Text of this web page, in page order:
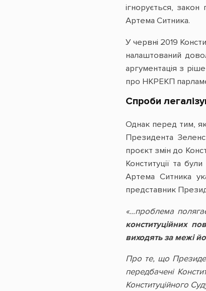
ігнорується,
Артема Ситника.
У червні 2019
налаштований
аргументація з
про НКРЕКП
Спроби
Однак перед тим, як
Президента
проєкт змін до
Конституції та
Артема Ситника
представник
«…проблема
конституційних
виходять за межі
Про те, що
передбачені
Конституційного